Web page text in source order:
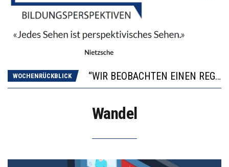
WOCHENRÜCKBLICK
“WIR BEOBACHTEN EINEN REGELRECHTEN STURZFLUG BEI DEN LERNLEISTUNGEN”
DIE VERSTÄRKTE HARMONISIERUNG IM SCHULWESEN VERRINGERT DAS INNOVATIONSPOTENZIAL
Wandel